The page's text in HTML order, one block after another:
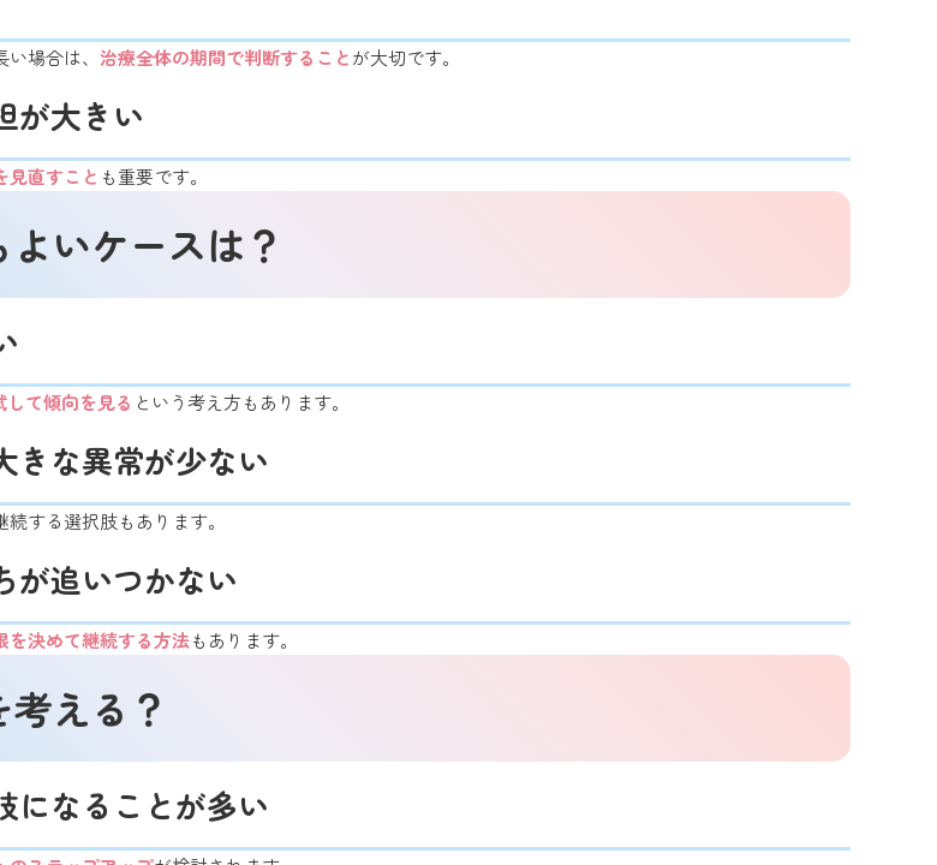
場合は、 治療全体の期間で判断することが大切です。
が大きい
見直すこと も重要です。
いケースは？
して傾向を見る という考え方もあります。
きな異常が少ない
する選択肢もあります。
が追いつかない
を決めて継続する方法もあります。
える？
になることが多い